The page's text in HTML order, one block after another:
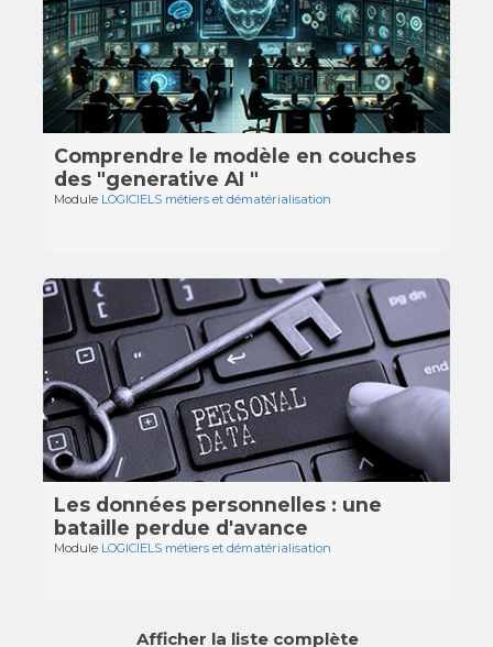
Comprendre le modèle en couches
des "generative AI "
Module LOGICIELS métiers et dématérialisation
Les données personnelles : une
bataille perdue d'avance
Module LOGICIELS métiers et dématérialisation
Afficher la liste complète